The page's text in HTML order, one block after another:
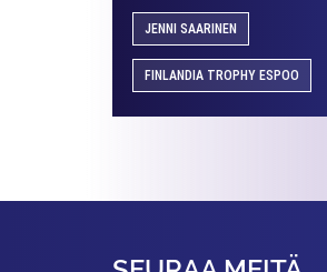
JENNI SAARINEN
FINLANDIA TROPHY ESPOO